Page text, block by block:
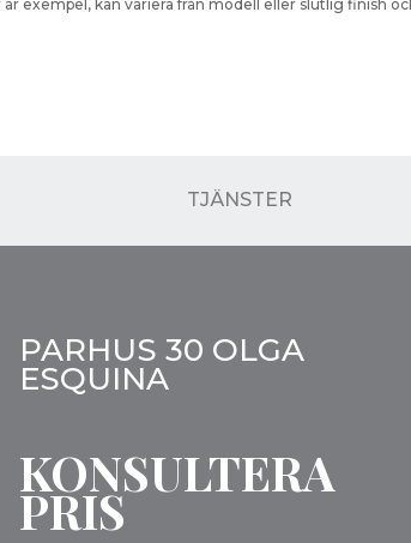
är exempel, kan variera från modell eller slutlig finish
TJÄNSTER
PARHUS 30 OLGA
ESQUINA
KONSULTERA
PRIS